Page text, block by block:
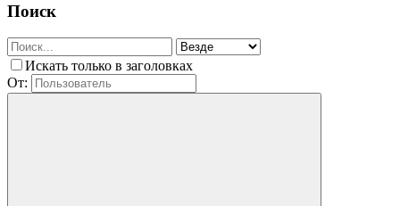
Поиск
Искать только в заголовках
От: